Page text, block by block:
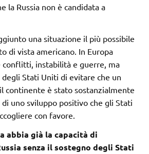
la Russia non è candidata a
una situazione il più possibile
di vista americano. In Europa
conflitti, instabilità e guerre, ma
Stati Uniti di evitare che un
continente è stato sostanzialmente
uno sviluppo positivo che gli Stati
con favore.
abbia già la capacità di
senza il sostegno degli Stati